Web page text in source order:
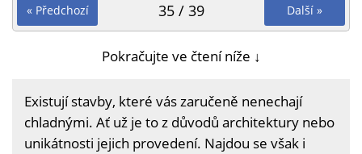
« Předchozí Další »
35 / 39
Pokračujte ve čtení níže ↓
Existují stavby, které vás zaručeně nenechají
chladnými. Ať už je to z důvodů architektury nebo
unikátnosti jejich provedení. Najdou se však i